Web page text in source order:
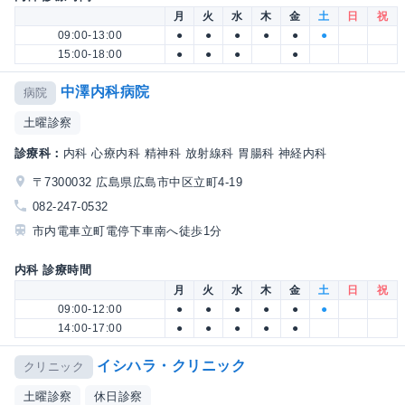
月 火 水 木 金 土 日
祝
09:00-13:00
● ● ● ● ●
●
15:00-18:00
● ● ● ●
病院 中澤内科病院
土曜診察
診療科： 内科 心療内科 精神科 放射線科 胃腸科 神経内科
〒7300032 広島県広島市中区立町4-19
082-247-0532
市内電車立町電停下車南へ徒歩1分
内科 診療時間
月 火 水 木 金 土 日
祝
09:00-12:00
● ● ● ● ●
●
14:00-17:00
● ● ● ● ●
クリニック イシハラ・クリニック
土曜診察 休日診察